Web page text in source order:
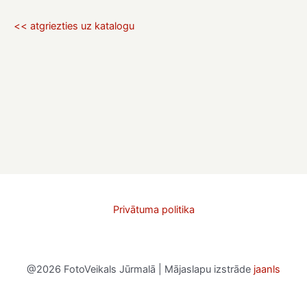
<< atgriezties uz katalogu
Privātuma politika
@2026 FotoVeikals Jūrmalā | Mājaslapu izstrāde jaanls